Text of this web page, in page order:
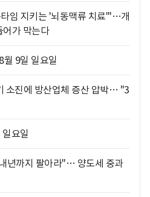
임 지키는 '뇌동맥류 치료'"…개
어가 막는다
월 9일 일요일
소진에 방산업체 증산 압박… "3
요일
년까지 팔아라"… 양도세 중과